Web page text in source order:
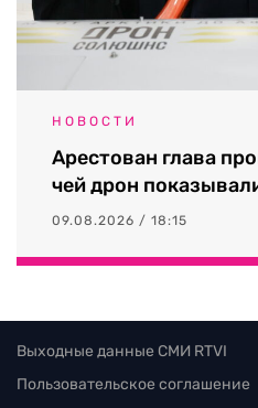
НОВОСТИ
Арестован глава
чей дрон
09.08.2026 / 18:15
Выходные данные СМИ RTVI
Пользовательское соглашение